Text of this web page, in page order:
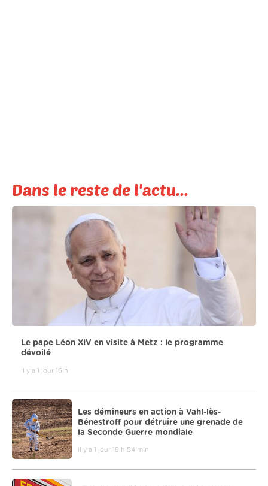
Dans le reste de l'actu...
Le pape Léon XIV en visite à Metz : le programme
dévoilé
il y a 1 jour 16 h
Les démineurs en action à Vahl-lès-
Bénestroff pour détruire une grenade de
la Seconde Guerre mondiale
il y a 1 jour 19 h 54 min